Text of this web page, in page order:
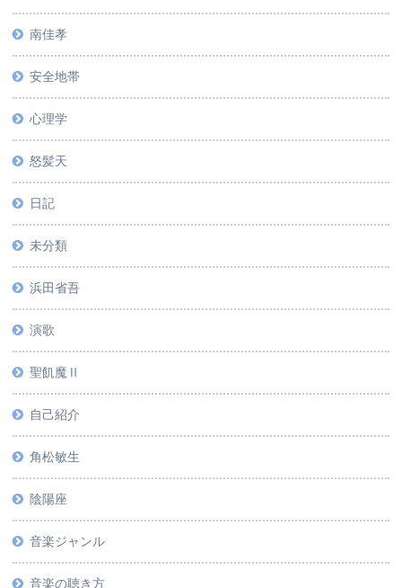
南佳孝
安全地帯
心理学
怒髪天
日記
未分類
浜田省吾
演歌
聖飢魔Ⅱ
自己紹介
角松敏生
陰陽座
音楽ジャンル
音楽の聴き方